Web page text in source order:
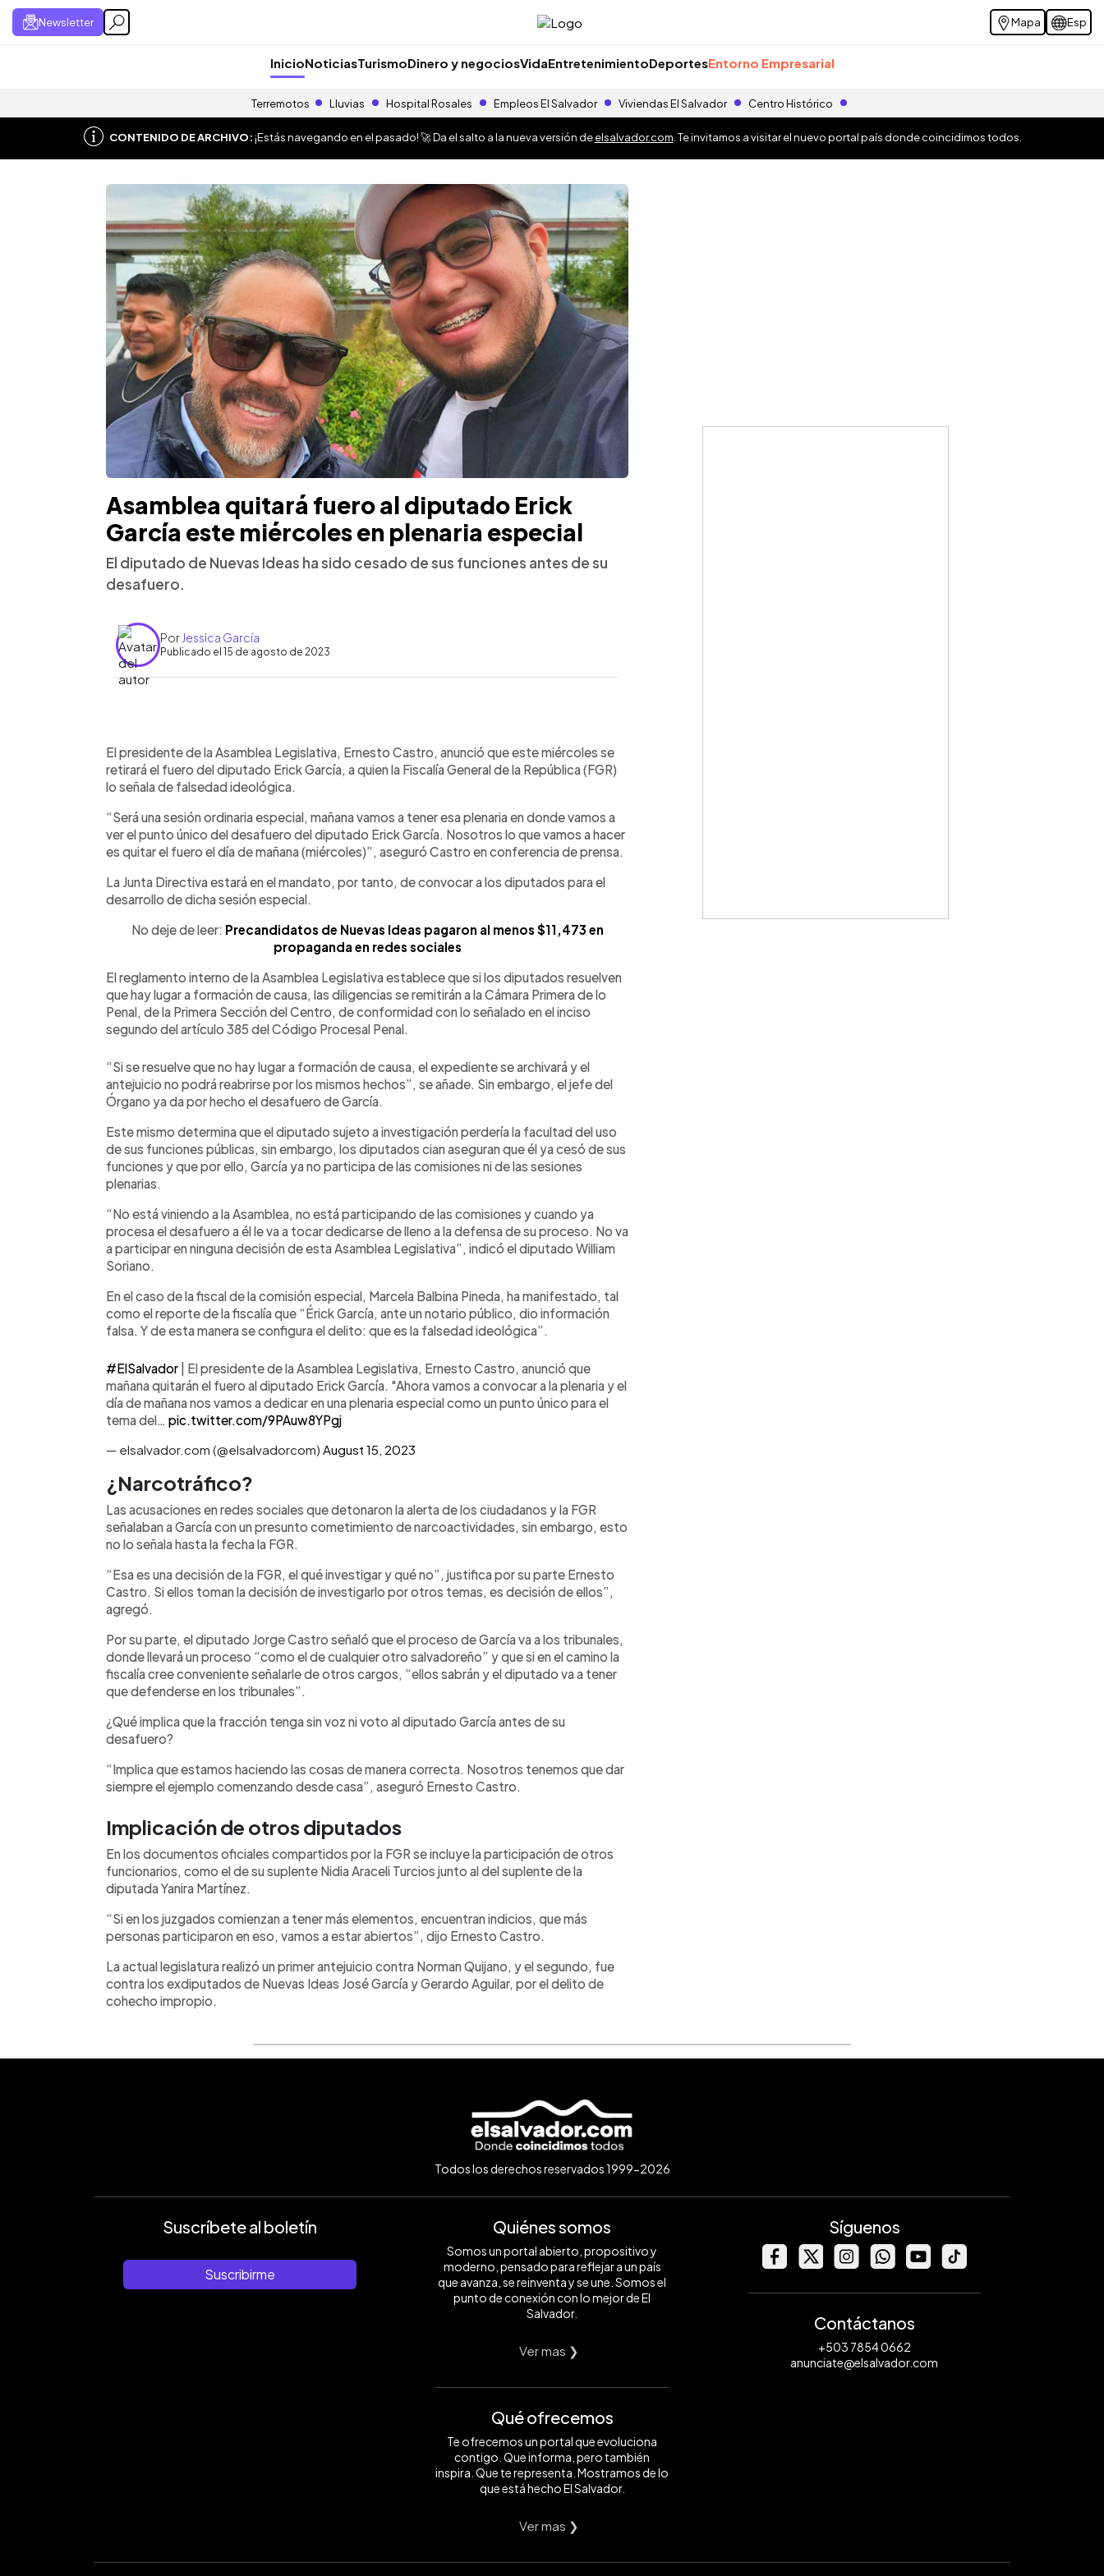
Newsletter Mapa Esp
InicioNoticiasTurismoDinero y negociosVidaEntretenimientoDeportesEntorno Empresarial
Terremotos Lluvias Hospital Rosales Empleos El Salvador Viviendas El Salvador Centro Histórico
CONTENIDO DE ARCHIVO:¡Estás navegando en el pasado! 🚀 Da el salto a la nueva versión deelsalvador.com . Te invitamos a visitar el nuevo portal país donde coincidimos todos.
Asamblea quitará fuero al diputado Erick
García este miércoles en plenaria especial
El diputado de Nuevas Ideas ha sido cesado de sus funciones antes de su
desafuero.
Por Jessica García
Publicado el 15 de agosto de 2023
Escuchar artículo
El presidente de la Asamblea Legislativa, Ernesto Castro, anunció que este miércoles se
retirará el fuero del diputado Erick García, a quien la Fiscalía General de la República (FGR)
lo señala de falsedad ideológica.
“Será una sesión ordinaria especial, mañana vamos a tener esa plenaria en donde vamos a
ver el punto único del desafuero del diputado Erick García. Nosotros lo que vamos a hacer
es quitar el fuero el día de mañana (miércoles)”, aseguró Castro en conferencia de prensa.
La Junta Directiva estará en el mandato, por tanto, de convocar a los diputados para el
desarrollo de dicha sesión especial.
No deje de leer: Precandidatos de Nuevas Ideas pagaron al menos $11,473 en
propaganda en redes sociales
El reglamento interno de la Asamblea Legislativa establece que si los diputados resuelven
que hay lugar a formación de causa, las diligencias se remitirán a la Cámara Primera de lo
Penal, de la Primera Sección del Centro, de conformidad con lo señalado en el inciso
segundo del artículo 385 del Código Procesal Penal.
“Si se resuelve que no hay lugar a formación de causa, el expediente se archivará y el
antejuicio no podrá reabrirse por los mismos hechos”, se añade. Sin embargo, el jefe del
Órgano ya da por hecho el desafuero de García.
Este mismo determina que el diputado sujeto a investigación perdería la facultad del uso
de sus funciones públicas, sin embargo, los diputados cian aseguran que él ya cesó de sus
funciones y que por ello, García ya no participa de las comisiones ni de las sesiones
plenarias.
“No está viniendo a la Asamblea, no está participando de las comisiones y cuando ya
procesa el desafuero a él le va a tocar dedicarse de lleno a la defensa de su proceso. No va
a participar en ninguna decisión de esta Asamblea Legislativa”, indicó el diputado William
Soriano.
En el caso de la fiscal de la comisión especial, Marcela Balbina Pineda, ha manifestado, tal
como el reporte de la fiscalía que “Érick García, ante un notario público, dio información
falsa. Y de esta manera se configura el delito: que es la falsedad ideológica”.
#ElSalvador | El presidente de la Asamblea Legislativa, Ernesto Castro, anunció que
mañana quitarán el fuero al diputado Erick García. "Ahora vamos a convocar a la plenaria y el
día de mañana nos vamos a dedicar en una plenaria especial como un punto único para el
tema del… pic.twitter.com/9PAuw8YPgj
— elsalvador.com (@elsalvadorcom) August 15, 2023
¿Narcotráfico?
Las acusaciones en redes sociales que detonaron la alerta de los ciudadanos y la FGR
señalaban a García con un presunto cometimiento de narcoactividades, sin embargo, esto
no lo señala hasta la fecha la FGR.
“Esa es una decisión de la FGR, el qué investigar y qué no”, justifica por su parte Ernesto
Castro. Si ellos toman la decisión de investigarlo por otros temas, es decisión de ellos”,
agregó.
Por su parte, el diputado Jorge Castro señaló que el proceso de García va a los tribunales,
donde llevará un proceso “como el de cualquier otro salvadoreño” y que si en el camino la
fiscalía cree conveniente señalarle de otros cargos, “ellos sabrán y el diputado va a tener
que defenderse en los tribunales”.
¿Qué implica que la fracción tenga sin voz ni voto al diputado García antes de su
desafuero?
“Implica que estamos haciendo las cosas de manera correcta. Nosotros tenemos que dar
siempre el ejemplo comenzando desde casa”, aseguró Ernesto Castro.
Implicación de otros diputados
En los documentos oficiales compartidos por la FGR se incluye la participación de otros
funcionarios, como el de su suplente Nidia Araceli Turcios junto al del suplente de la
diputada Yanira Martínez.
“Si en los juzgados comienzan a tener más elementos, encuentran indicios, que más
personas participaron en eso, vamos a estar abiertos”, dijo Ernesto Castro.
La actual legislatura realizó un primer antejuicio contra Norman Quijano, y el segundo, fue
contra los exdiputados de Nuevas Ideas José García y Gerardo Aguilar, por el delito de
cohecho impropio.
Todos los derechos reservados 1999-2026
Suscríbete al boletín
Suscribirme
Quiénes somos
Somos un portal abierto, propositivo y
moderno, pensado para reflejar a un país
que avanza, se reinventa y se une. Somos el
punto de conexión con lo mejor de El
Salvador.
Ver mas ❯
Qué ofrecemos
Te ofrecemos un portal que evoluciona
contigo. Que informa, pero también
inspira. Que te representa. Mostramos de lo
que está hecho El Salvador.
Ver mas ❯
Síguenos
Contáctanos
+503 7854 0662
anunciate@elsalvador.com